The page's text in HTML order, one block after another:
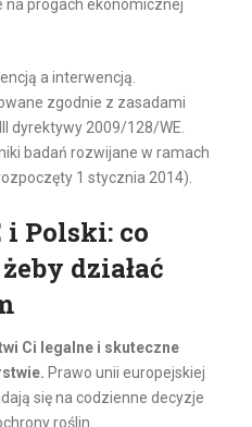
progach ekonomicznej
a interwencją.
zgodnie z zasadami
dyrektywy 2009/128/WE.
badań rozwijane w ramach
1 stycznia 2014).
i Polski: co
działać
Ci legalne i skuteczne
Prawo unii europejskiej
się na codzienne decyzje
roślin.